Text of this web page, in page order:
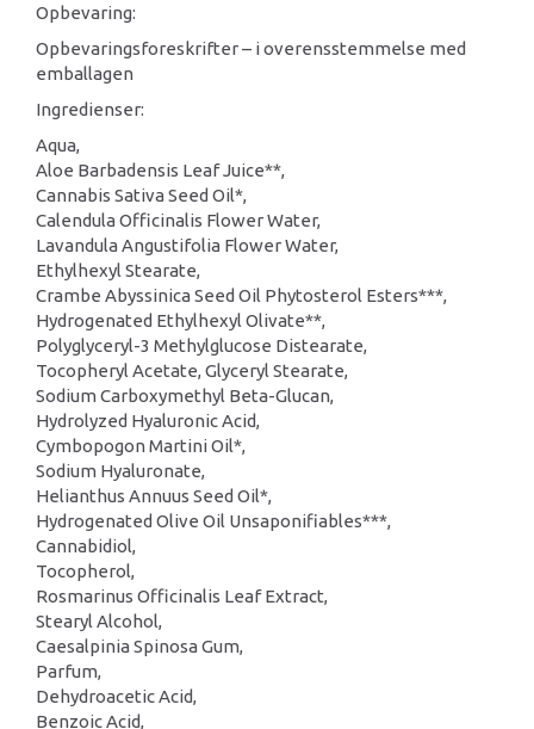
Opbevaring:
Opbevaringsforeskrifter – i overensstemmelse med
emballagen
Ingredienser:
Aqua,
Aloe Barbadensis Leaf Juice**,
Cannabis Sativa Seed Oil*,
Calendula Officinalis Flower Water,
Lavandula Angustifolia Flower Water,
Ethylhexyl Stearate,
Crambe Abyssinica Seed Oil Phytosterol Esters***,
Hydrogenated Ethylhexyl Olivate**,
Polyglyceryl-3 Methylglucose Distearate,
Tocopheryl Acetate, Glyceryl Stearate,
Sodium Carboxymethyl Beta-Glucan,
Hydrolyzed Hyaluronic Acid,
Cymbopogon Martini Oil*,
Sodium Hyaluronate,
Helianthus Annuus Seed Oil*,
Hydrogenated Olive Oil Unsaponifiables***,
Cannabidiol,
Tocopherol,
Rosmarinus Officinalis Leaf Extract,
Stearyl Alcohol,
Caesalpinia Spinosa Gum,
Parfum,
Dehydroacetic Acid,
Benzoic Acid,